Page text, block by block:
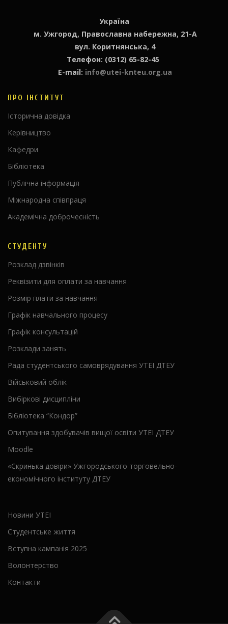
Україна
м. Ужгород, Православна набережна, 21-А
вул. Коритнянська, 4
Телефон: (0312) 65-82-45
E-mail: info@utei-knteu.org.ua
ПРО ІНСТИТУТ
Історична довідка
Керівництво
Кафедри
Бібліотека
Публічна інформація
Міжнародна співпраця
Академічна доброчесність
СТУДЕНТУ
Розклад дзвінків
Реквізити для оплати за навчання
Розмір плати за навчання
Графік навчального процесу
Графік консультацій
Розклади занять
Рада студентського самоврядування УТЕІ ДТЕУ
Військовий облік
Вибіркові дисципліни
Бібліотека “Кондор”
Опитування здобувачів вищої освіти УТЕІ ДТЕУ
Moodle
«Скринька довіри» Ужгородського торговельно-
економічного інституту ДТЕУ
Новини УТЕІ
Студентське життя
Вступна кампанія 2025
Волонтерство
Контакти